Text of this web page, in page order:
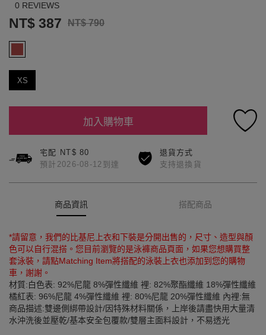
0 REVIEWS
NT$ 387 NT$ 790
XS
加入購物車
宅配 NT$ 80
預計2026-08-12到達
退貨方式
支持退換貨
商品資訊 搭配商品
*請留意，我們的比基尼上衣和下裝是分開出售的，尺寸、造型與顏
色可以自行混搭。您目前瀏覽的是泳褲商品頁面，如果您想購買整
套泳裝，請點Matching Item將搭配的泳裝上衣也添加到您的購物
車，謝謝。
材質:白色表: 92%尼龍 8%彈性纖維 裡: 82%聚酯纖維 18%彈性纖維
橘紅表: 96%尼龍 4%彈性纖維 裡: 80%尼龍 20%彈性纖維 內裡:無
商品描述:雙邊側綁帶設計/因特殊材料關係，上岸後請盡快用大量清
水沖洗後並壓乾/基本安全包覆款/雙層主面料設計，不易透光